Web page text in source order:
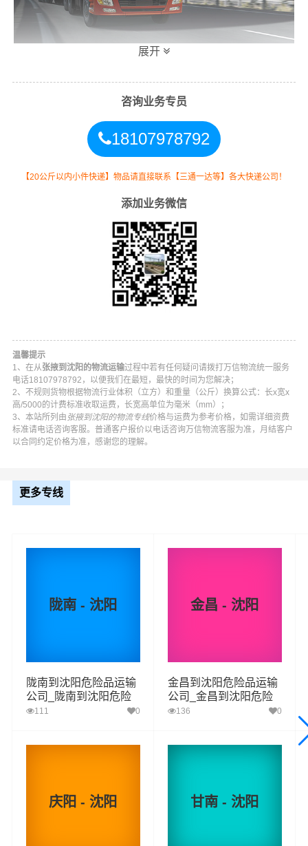
1、所涉及的危险品运输种类：含2类、3类、4类、6类、8
类、9类危险品；
2、拥有合作危险品运输吨车车型：3吨、5吨、8吨、10吨
3、拥有合作危险品运输拖车车型：20尺短拖、40尺长
拖、骨架挂车、平板挂车等集装箱拖车车型；
4、我司提供以上种类危险品的散货和集装箱运输。
裕固族,民乐县,临泽县,高台县,山丹县都可以上门提货。
我司危险品承运范围：
三类：易燃液体（乙醇、油漆、涂料、燃油）
展开
咨询业务专员
18107978792
【20公斤以内小件快递】物品请直接联系【三通一达等】各大快递公司！
添加业务微信
温馨提示
1、在从 张掖到沈阳的物流运输过程中若有任何疑问请拨打万信物流统一服务
电话18107978792，以便我们在最短，最快的时间为您解决；
2、不规则货物根据物流行业体积（立方）和重量（公斤）换算公式：长x宽x
高/5000的计费标准收取运费，长宽高单位为毫米（mm）；
3、本站所列由 张掖到沈阳的物流专线价格与运费为参考价格，如需详细资费
标准请电话咨询客服。普通客户报价以电话咨询万信物流客服为准，月结客户
以合同约定价格为准，感谢您的理解。
更多专线
陇南 - 沈阳
陇南到沈阳危险品运输
公司_陇南到沈阳危险
品物流货运专线
111 0
金昌 - 沈阳
金昌到沈阳危险品运输
公司_金昌到沈阳危险
品物流货运专线
136 0
庆阳 - 沈阳 甘南 - 沈阳